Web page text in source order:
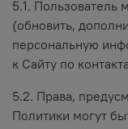
5.1.
(обновить,
персональную
к Сайту по
5.2. Права,
Политики могут